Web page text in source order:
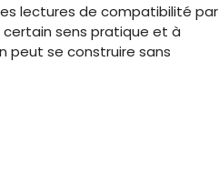
lectures de compatibilité par
certain sens pratique et à
peut se construire sans